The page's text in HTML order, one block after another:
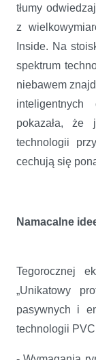
tłumy
z
Inside. Na
spektrum
niebawem
inteligentnych
pokazała,
technologii
cechują się
Namacalne
Tegorocznej
„Unikatowy
pasywnych i
technologii